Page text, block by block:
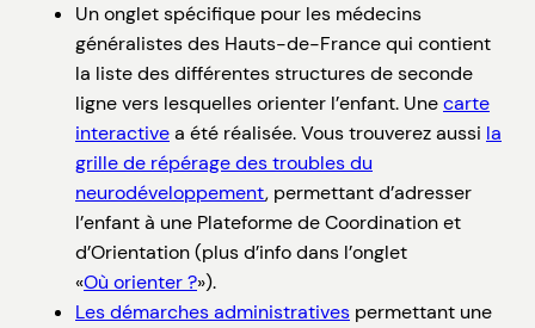
Un onglet spécifique pour les médecins
généralistes des Hauts-de-France qui contient
la liste des différentes structures de seconde
ligne vers lesquelles orienter l’enfant. Unecarte
interactivea été réalisée. Vous trouverez aussi la
grille de répérage des troubles du
neurodéveloppement, permettant d’adresser
l’enfant à une Plateforme de Coordination et
d’Orientation (plus d’info dans l’onglet
«Où orienter ?»).
Les démarches administratives permettant une